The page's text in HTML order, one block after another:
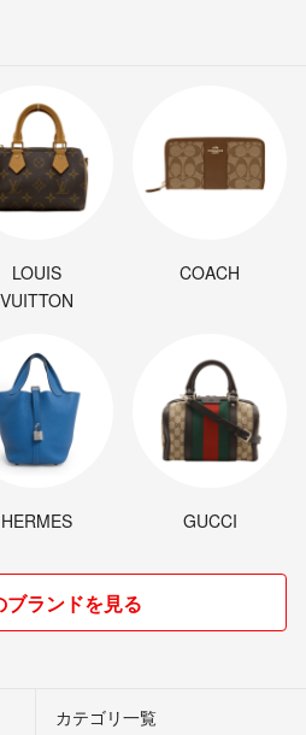
LOUIS
VUITTON
COACH
HERMES GUCCI
ブランドを見る
カテゴリ一覧